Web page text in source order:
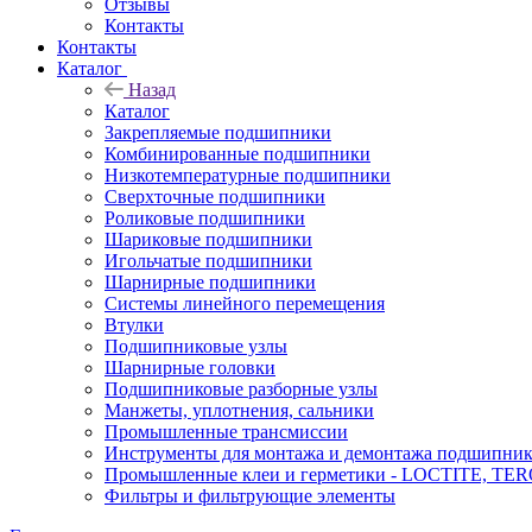
Отзывы
Контакты
Контакты
Каталог
Назад
Каталог
Закрепляемые подшипники
Комбинированные подшипники
Низкотемпературные подшипники
Сверхточные подшипники
Роликовые подшипники
Шариковые подшипники
Игольчатые подшипники
Шарнирные подшипники
Системы линейного перемещения
Втулки
Подшипниковые узлы
Шарнирные головки
Подшипниковые разборные узлы
Манжеты, уплотнения, сальники
Промышленные трансмиссии
Инструменты для монтажа и демонтажа
Промышленные клеи и герметики - LOCTITE,
Фильтры и фильтрующие элементы